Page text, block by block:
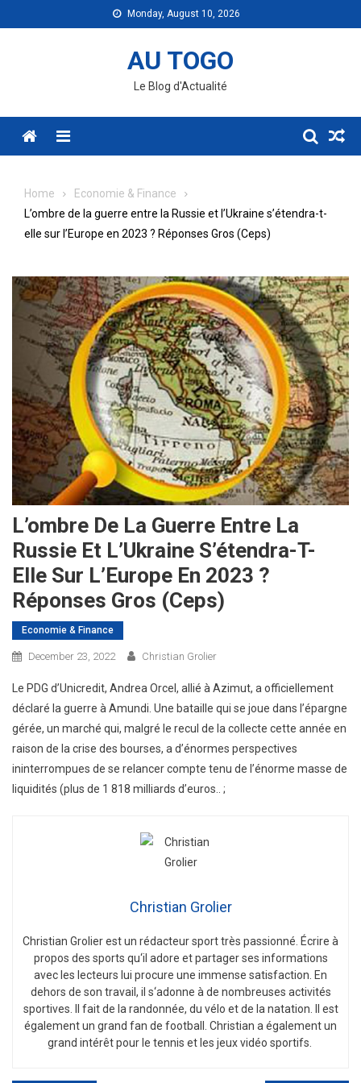
to
Monday, August 10, 2026
AU TOGO
Le Blog d'Actualité
Menu
Home
Economie & Finance
L’ombre de la guerre entre la Russie et l’Ukraine s’étendra-t-
elle sur l’Europe en 2023 ? Réponses Gros (Ceps)
L’ombre De La Guerre Entre La
Russie Et L’Ukraine S’étendra-T-
Elle Sur L’Europe En 2023 ?
Réponses Gros (Ceps)
Economie & Finance
December 23, 2022 Christian Grolier
Le PDG d’Unicredit, Andrea Orcel, allié à Azimut, a officiellement
déclaré la guerre à Amundi. Une bataille qui se joue dans l’épargne
gérée, un marché qui, malgré le recul de la collecte cette année en
raison de la crise des bourses, a d’énormes perspectives
ininterrompues de se relancer compte tenu de l’énorme masse de
liquidités (plus de 1 818 milliards d’euros.. ;
Christian Grolier
Christian Gro lierestun rédacteursporttrès passionné. Écrire à
propos des sports qu‘il adore etpartagerses informations
avec les lecteurs ui procure une immense satisfaction. En
dehors de son travail , il s‘adonne àde nombreuses activités
sportives. faitde larandonnée, du vé lo etde lanatation.
est
égalementun grand fan de football . Christian aégalementun
grand intérêtpourle tennis etles jeuxvidéo sportifs.